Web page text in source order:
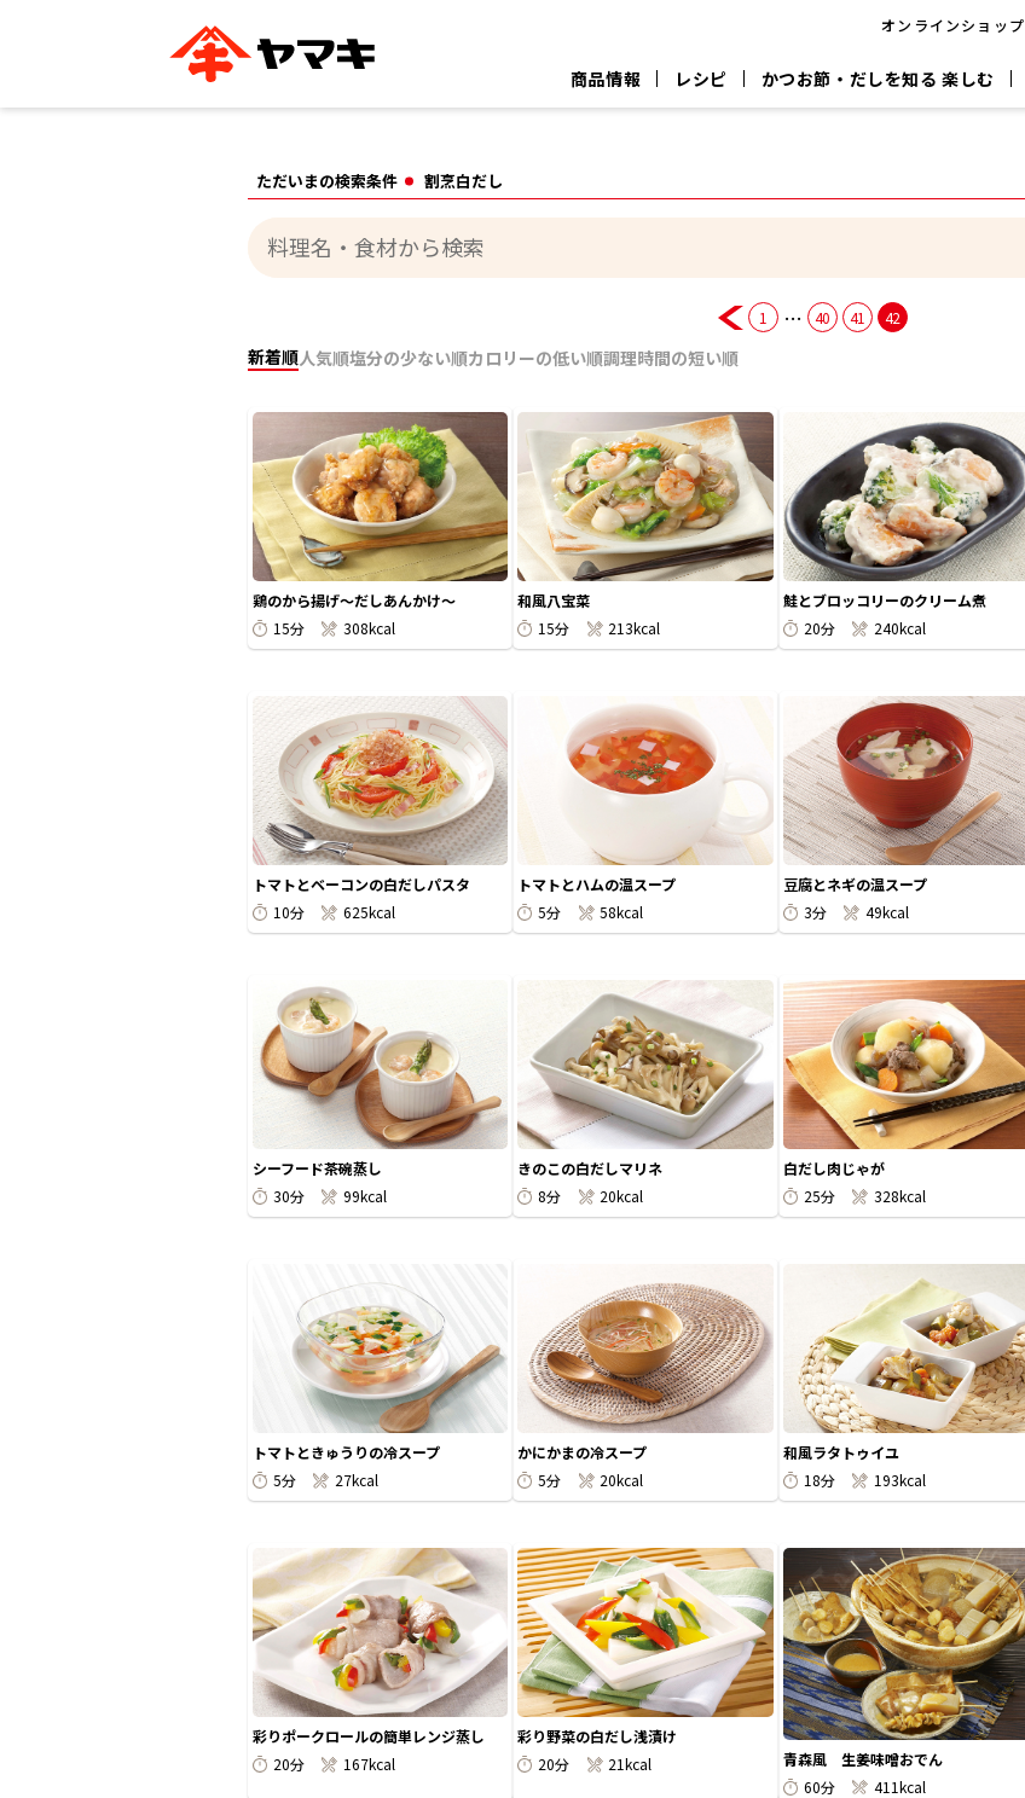
オンラインショップ
商品情報 レシピ かつお節・だしを知る 楽しむ
ヤマキ
『めんつゆ』
ヤマキ
割烹白だし®
だし屋の鍋
カテゴリー別
削りぶし かつおパック 煮干 粉末 だしの素 だしパック つゆ
おいしいレシピTOP
汁物レシピ
ただいまの検索条件 割烹白だし
1 … 40 41 42
新着順人気順塩分の少ない順カロリーの低い順調理時間の短い順
鶏のから揚げ～だしあんかけ～
15分
308kcal
和風八宝菜
15分
213kcal
鮭とブロッコリーのクリーム煮
20分
240kcal
トマトとベーコンの白だしパスタ
10分
625kcal
トマトとハムの温スープ
5分
58kcal
豆腐とネギの温スープ
3分
49kcal
シーフード茶碗蒸し
30分
99kcal
きのこの白だしマリネ
8分
20kcal
白だし肉じゃが
25分
328kcal
トマトときゅうりの冷スープ
5分
27kcal
かにかまの冷スープ
5分
20kcal
和風ラタトゥイユ
18分
193kcal
彩りポークロールの簡単レンジ蒸し
20分
167kcal
彩り野菜の白だし浅漬け
20分
21kcal
青森風 生姜味噌おでん
60分
411kcal